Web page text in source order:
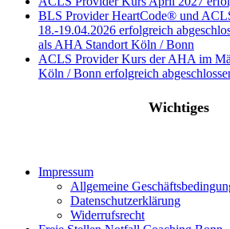
BLS Provider HeartCode® und
18.-19.04.2026 erfolgreich
als AHA Standort Köln / Bonn
ACLS Provider Kurs der AHA im
Köln / Bonn erfolgreich
Wichtiges
Impressum
Allgemeine
Datenschutzerklärung
Widerrufsrecht